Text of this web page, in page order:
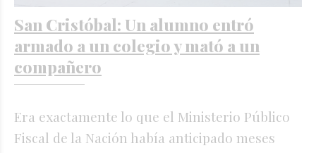
San Cristóbal: Un alumno entró
armado a un colegio y mató a un
compañero
Era exactamente lo que el Ministerio Público
Fiscal de la Nación había anticipado meses